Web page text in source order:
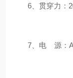
6、贯穿力：
7、电 源：